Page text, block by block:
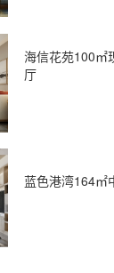
海信花苑100㎡
厅
蓝色港湾164㎡